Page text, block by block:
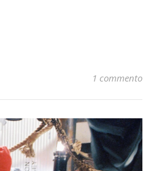
1 commento